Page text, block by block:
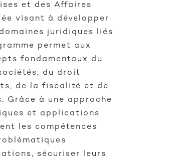
et des Affaires
visant à développer
juridiques liés
permet aux
fondamentaux du
du droit
de la fiscalité et de
Grâce à une approche
et applications
les compétences
sécuriser leurs